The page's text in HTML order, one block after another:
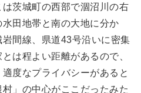
茨城町の西部で涸沼川の右
田地帯と南の大地に分か
間線、県道43号沿いに密集
は程よい距離があるので、
度なプライバシーがあると
」の中心がここだったみた